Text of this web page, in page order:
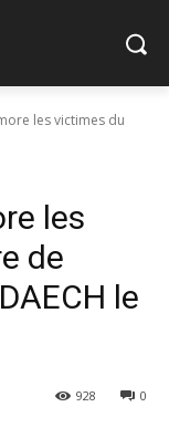
les victimes du
les
de
le
0
928